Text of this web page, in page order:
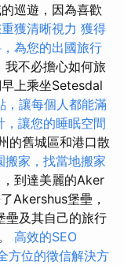
巡遊，因為喜歡
獲清晰視力 獲得
為您的出國旅行
我不必擔心如何旅
上乘坐Setesdal
，讓每個人都能滿
，讓您的睡眠空間
的舊城區和港口散
搬家，找當地搬家
到達美麗的Aker
Akershus堡壘，
壘及其自己的旅行
高效的SEO
方位的徵信解決方